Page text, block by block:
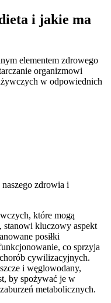
i jakie ma
elementem zdrowego
organizmowi
w odpowiednich
zdrowia i
które mogą
kluczowy aspekt
posiłki
co sprzyja
cywilizacyjnych.
i węglowodany,
by spożywać je w
metabolicznych.